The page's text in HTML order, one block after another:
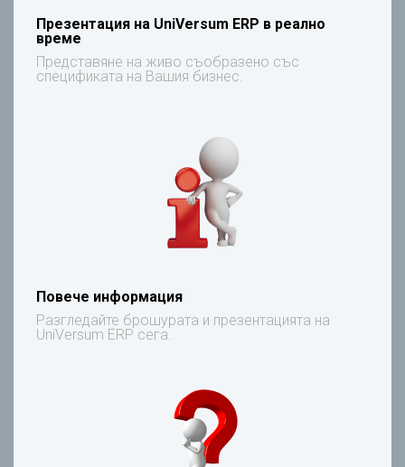
Презентация на UniVersum ERP в реално
време
Представяне на живо съобразено със
спецификата на Вашия бизнес.
Повече информация
Разгледайте брошурата и презентацията на
UniVersum ERP сега.